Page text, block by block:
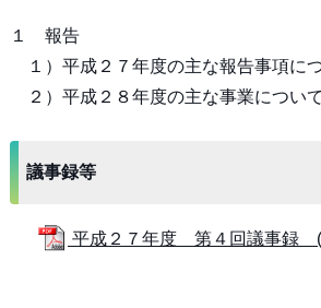
１ 報告
１）平成２７年度の主な報告事項に
２）平成２８年度の主な事業について
議事録等
平成２７年度 第４回議事録